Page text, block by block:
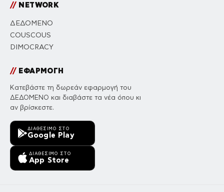
//NETWORK
ΔΕΔΟΜΕΝΟ
COUSCOUS
DIMOCRACY
//ΕΦΑΡΜΟΓΗ
Κατεβάστε τη δωρεάν εφαρμογή του
ΔΕΔΟΜΕΝΟ και διαβάστε τα νέα όπου κι
αν βρίσκεστε.
ΔΙΑΘΈΣΙΜΟ ΣΤΟ
Google Play
ΔΙΑΘΈΣΙΜΟ ΣΤΟ
App Store